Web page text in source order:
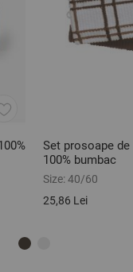
Set prosoape
100% bumbac
Size:40/60
25,86 Lei